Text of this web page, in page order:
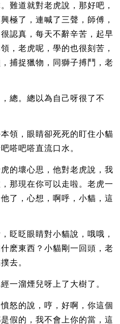
難道就對老虎說，那好吧，
極了，連喊了三聲，師傅，
認真，每天不辭辛苦，起早
，老虎呢，學的也很刻苦，
捕捉獵物，同獅子搏鬥，老
總。總以為自己呀很了不
領，眼睛卻死死的盯住小貓
嗒吧嗒直流口水。
的壞心思，他對老虎說，我
那現在你可以走啦。老虎一
了，心想，啊呼，小貓，這
眨眨眼睛對小貓說，哦哦，
麽東西？小貓剛一回頭，老
去。
一溜煙兒呀上了大樹了。
怒的說，哼，好啊，你這個
假的，我不會上你的當，這